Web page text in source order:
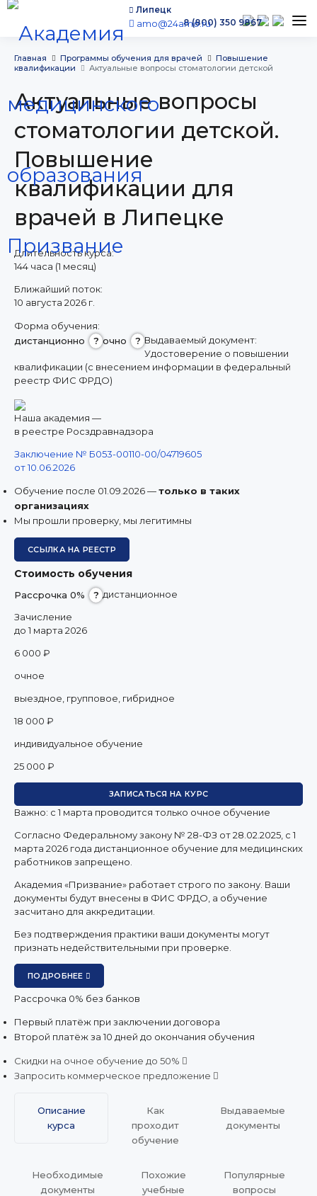
8 (800) 350 9867
Липецк
amo@24amo.ru
Условия обучения
Бесплатное обучение
Для работодателей
Наши мероприятия
Сведения об образовательной организации
Новости
г. Липецк,
​проспект Победы, 29
8 (800) 350 9867
amo@24amo.ru
Главная Программы обучения для врачей
Повышение
квалификации
Актуальные вопросы стоматологии детской
Актуальные вопросы
стоматологии детской.
Повышение
квалификации для
врачей в Липецке
Длительность курса:
144 часа (1 месяц)
Ближайший поток:
10 августа 2026 г.
Форма обучения:
дистанционно
? очно ? Выдаваемый документ:
Удостоверение о повышении
квалификации (с внесением информации в федеральный
реестр ФИС ФРДО)
Наша академия —
в реестре Росздравнадзора
Заключение № Б053-00110-00/04719605
от 10.06.2026
Обучение после 01.09.2026 —только в таких
организациях
Мы прошли проверку, мы легитимны
ССЫЛКА НА РЕЕСТР
Стоимость обучения
Рассрочка 0% ? дистанционное
Зачисление
до 1 марта 2026
6 000 ₽
очное
выездное, групповое, гибридное
18 000 ₽
индивидуальное обучение
25 000 ₽
ЗАПИСАТЬСЯ НА КУРС
Важно: с 1 марта проводится только очное обучение
Согласно Федеральному закону № 28-ФЗ от 28.02.2025, с 1
марта 2026 года дистанционное обучение для медицинских
работников запрещено.
Академия «Призвание» работает строго по закону. Ваши
документы будут внесены в ФИС ФРДО, а обучение
засчитано для аккредитации.
Без подтверждения практики ваши документы могут
признать недействительными при проверке
ПОДРОБНЕЕ
Рассрочка 0% без банков
Первый платёж при заключении договора
Второй платёж за 10 дней до окончания обучения
Скидки на очное обучение до 50%
Запросить коммерческое предложение
Описание
курса
Как
проходит
обучение
Выдаваемые
документы
Необходимые
документы
Похожие
учебные
Популярные
вопросы